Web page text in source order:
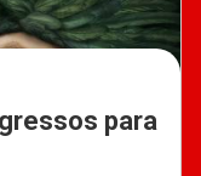
para